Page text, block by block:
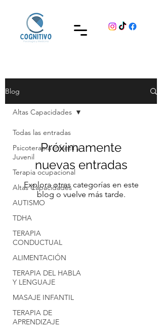
Blog
Todas las entradas
Psicoterapia Infantil y
Juvenil
Terapia ocupacional
Altas Capacidades
AUTISMO
TDHA
TERAPIA
CONDUCTUAL
ALIMENTACIÓN
TERAPIA DEL HABLA
Y LENGUAJE
MASAJE INFANTIL
TERAPIA DE
APRENDIZAJE
Altas Capacidades
Próximamente
nuevas entradas
Explora otras categorías en este
blog o vuelve más tarde.